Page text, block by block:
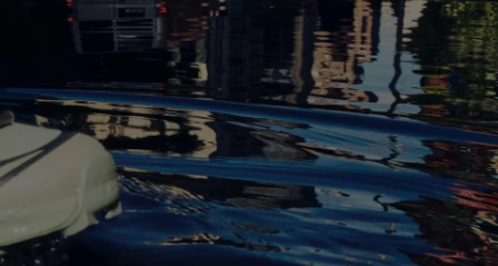
Burton
Mammut
Norrøna
Confort y protección de
confianza.
GORE‑TEX Invisible Fit
ajuste y la sensación que
gustan. Impermeabilidad
garantizada.
Calzado GORE‑TEX®
SURROUND®
de transpirablidad 360º
Confort y protección de
confianza.
Guantes WINDSTOPPER® Stretch
by GORE‑TEX LABS®
Buen ajuste. Mejor control.
Diseñados para no sacártelos
nunca.
Guantes WINDSTOPPER® by
GORE‑TEX LABS®
Rendimiento responsable
de forma responsable
la innovación basada en
la ciencia.
Productos duraderos
basada en la ciencia
Nuestro compromiso
Duradero
Descubre la importancia creciente
de la durabilidad en el sector
outdoor. Nuestro libro blanco ya
está aquí.
Serie Breaking Trails
repelente al agua
(DWR)
Reparaciones
Garantía y devolución
Preguntas frecuentes
Kingdom
대한민국
日本
大中華區–台灣/香港
Australia / New Zealand